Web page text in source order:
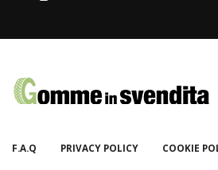
F.A.Q PRIVACY POLICY COOKIE